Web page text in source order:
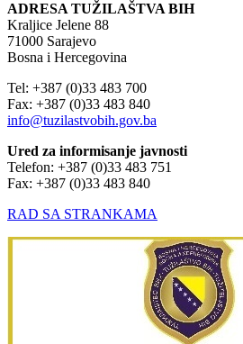
ADRESA TUŽILAŠTVA BIH
Kraljice Jelene 88
71000 Sarajevo
Bosna i Hercegovina
Tel: +387 (0)33 483 700
Fax: +387 (0)33 483 840
info@tuzilastvobih.gov.ba
Ured za informisanje javnosti
Telefon: +387 (0)33 483 751
Fax: +387 (0)33 483 840
RAD SA STRANKAMA